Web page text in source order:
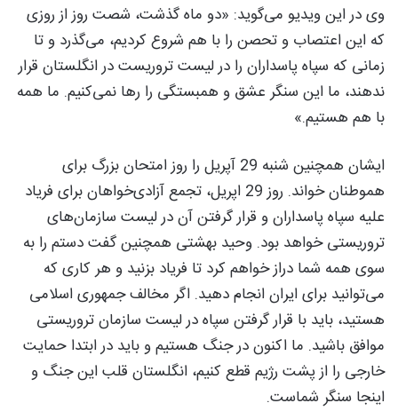
وی در این ویدیو می‌گوید: «دو ماه گذشت، شصت روز از روزی
که این اعتصاب و تحصن را با هم شروع کردیم، می‌گذرد و تا
زمانی که سپاه پاسداران را در لیست تروریست در انگلستان قرار
ندهند، ما این سنگر عشق و همبستگی را رها نمی‌کنیم. ما همه
با هم هستیم.»
ایشان همچنین شنبه 29 آپریل را روز امتحان بزرگ برای
هموطنان خواند. روز 29 اپریل، تجمع آزادی‌خواهان برای فریاد
علیه سپاه پاسداران و قرار گرفتن آن در لیست سازمان‌های
تروریستی خواهد بود. وحید بهشتی همچنین گفت دستم را به
سوی همه شما دراز خواهم کرد تا فریاد بزنید و هر کاری که
می‌توانید برای ایران انجام دهید. اگر مخالف جمهوری اسلامی
هستید، باید با قرار گرفتن سپاه در لیست سازمان تروریستی
موافق باشید. ما اکنون در جنگ هستیم و باید در ابتدا حمایت
خارجی را از پشت رژیم قطع کنیم، انگلستان قلب این جنگ و
اینجا سنگر شماست.